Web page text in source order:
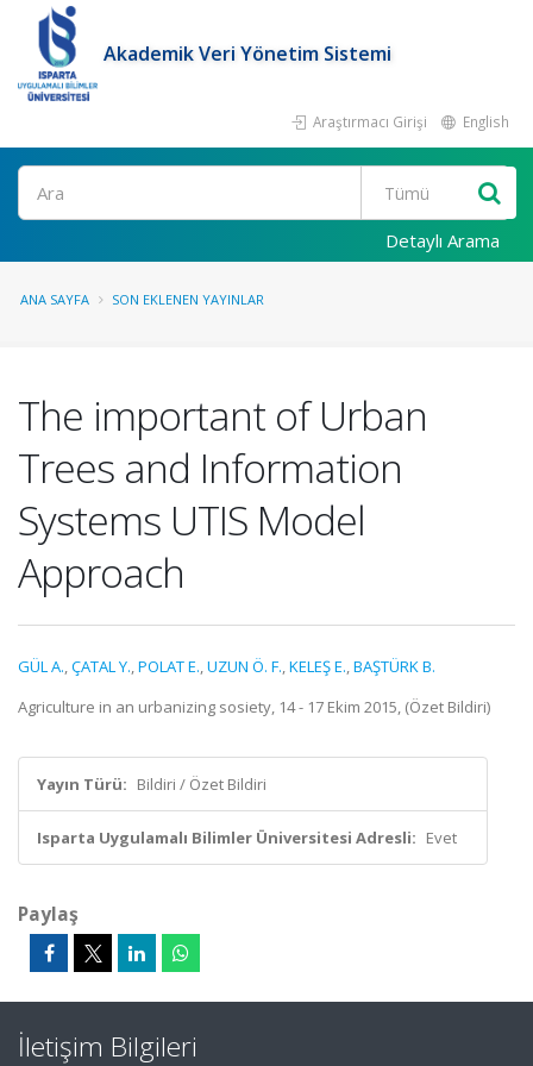
Akademik Veri Yönetim Sistemi
Araştırmacı Girişi English
Ara
Detaylı Arama
ANA SAYFA SON EKLENEN YAYINLAR
The important of Urban
Trees and Information
Systems UTIS Model
Approach
GÜL A.,ÇATAL Y.,POLAT E.,UZUN Ö. F.,KELEŞ E.,BAŞTÜRK B.
Agriculture in an urbanizing sosiety, 14 - 17 Ekim 2015, (Özet Bildiri)
Yayın Türü: Bildiri / Özet Bildiri
Isparta Uygulamalı Bilimler Üniversitesi Adresli: Evet
Paylaş
İletişim Bilgileri